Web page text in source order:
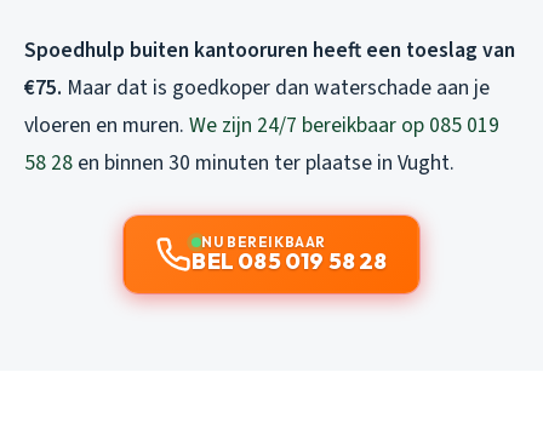
Spoedhulp buiten kantooruren heeft een toeslag van
€75. Maar dat is goedkoper dan waterschade aan je
vloeren en muren. We zijn 24/7 bereikbaar op 085 019
58 28 en binnen 30 minuten ter plaatse in Vught.
NU BEREIKBAAR
BEL 085 019 58 28